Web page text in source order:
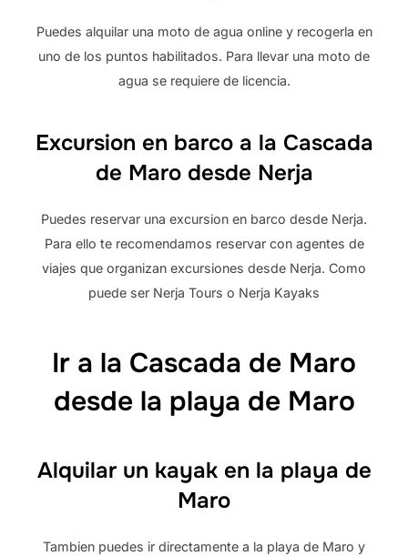
Puedes alquilar una moto de agua online y recogerla en
uno de los puntos habilitados. Para llevar una moto de
agua se requiere de licencia.
Excursion en barco a la Cascada
de Maro desde Nerja
Puedes reservar una excursion en barco desde Nerja.
Para ello te recomendamos reservar con agentes de
viajes que organizan excursiones desde Nerja. Como
puede ser Nerja Tours o Nerja Kayaks
Ir a la Cascada de Maro
desde la playa de Maro
Alquilar un kayak en la playa de
Maro
Tambien puedes ir directamente a la playa de Maro y